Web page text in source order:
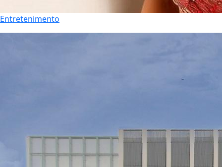
Entretenimento